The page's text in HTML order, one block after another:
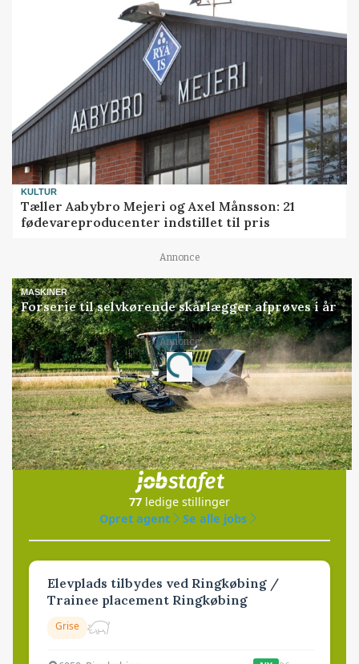
KULTUR
Tæller Aabybro Mejeri og Axel Månsson: 21
fødevareproducenter indstillet til pris
Annonce
MASKINER
Forserie til selvkørende skårlægger afprøves i år
Annonce
Loading...
Jobs
i samarbejde med
77 ledige stillinger
Opret agent
Se alle jobs
Elevplads tilbydes ved Ringkøbing /
Trainee placement Ringkøbing
Grise